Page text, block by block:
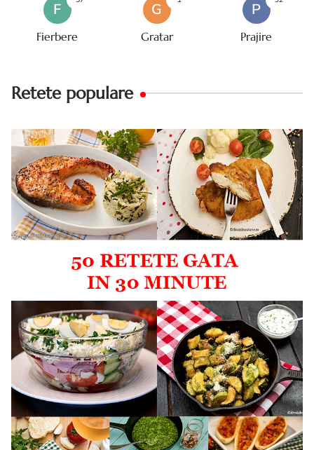
F
Fierbere
G
Gratar
P
Prajire
Retete populare